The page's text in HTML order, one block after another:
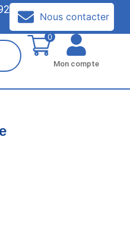
Nous contacter
0
Mon compte